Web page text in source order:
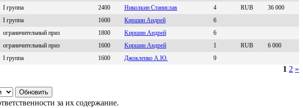
I группа 2400 Hиколкин Cтаниcлав 4 RUB
36 000
I группа 1600 Киршин Андрей
6
ограничительный приз 1800 Kиршин Андрей
6
ограничительный приз 1600 Kиpшин Aндpей 1 RUB
6 000
I группа 1600 Джокленко А.Ю. 9
1 2 »
за их содержание.